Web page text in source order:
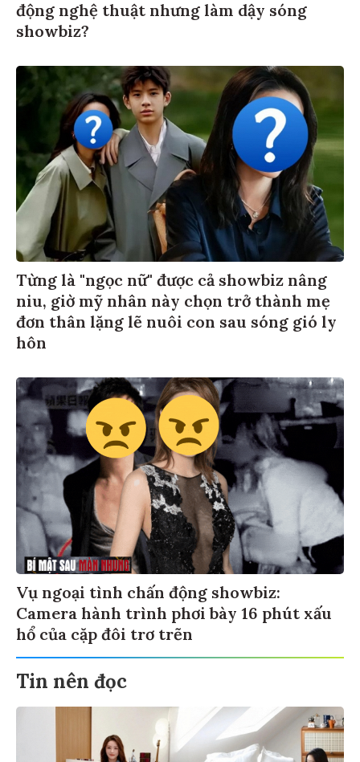
động nghệ thuật nhưng làm dậy sóng
showbiz?
Từng là "ngọc nữ" được cả showbiz nâng
niu, giờ mỹ nhân này chọn trở thành mẹ
đơn thân lặng lẽ nuôi con sau sóng gió ly
hôn
Vụ ngoại tình chấn động showbiz:
Camera hành trình phơi bày 16 phút xấu
hổ của cặp đôi trơ trẽn
Tin nên đọc